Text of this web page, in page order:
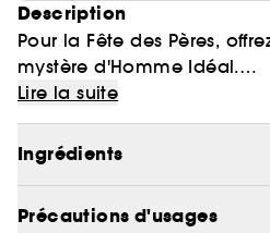
Description
Pour la Fête des Pères,
mystère d'Homme Idéal.
Ce coffret contient :
- L'Eau de Toilette L'Homme
première amande au
cœur « amaretto » très
Lire la suite
Ingrédients
Précautions d'usages